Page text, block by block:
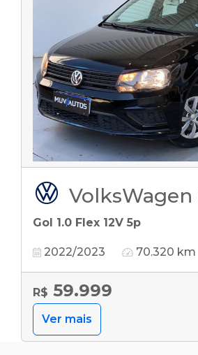
VolksWagen
Gol 1.0 Flex 12V 5p
2022/2023 70.320 km
R$ 59.999
Ver mais